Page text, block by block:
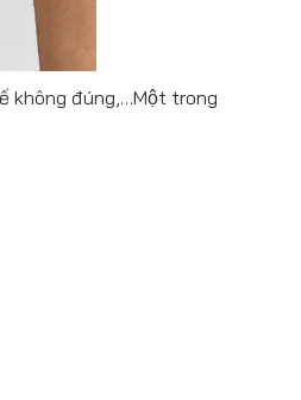
không đúng,…Một trong